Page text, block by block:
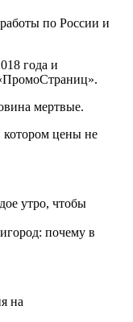
года и
мертвые.
котором цены не
утро, чтобы
почему в
на